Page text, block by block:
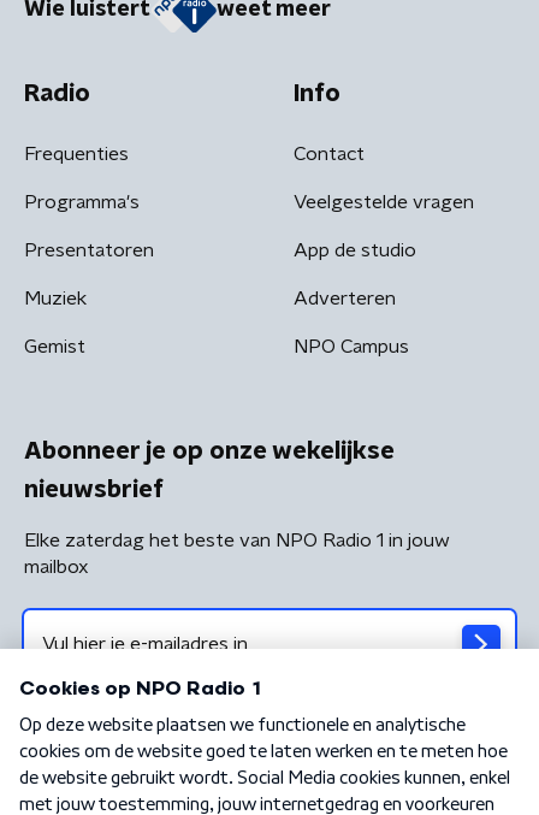
Wie luistert weet meer
Radio
Frequenties
Programma's
Presentatoren
Muziek
Gemist
Info
Contact
Veelgestelde vragen
App de studio
Adverteren
NPO Campus
Abonneer je op onze wekelijkse
nieuwsbrief
Elke zaterdag het beste van NPO Radio 1 in jouw
mailbox
Algemene voorwaarden